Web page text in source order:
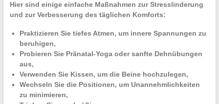
Hier sind einige einfache Maßnahmen zur Stresslinderung
und zur Verbesserung des täglichen Komforts:
Praktizieren Sie tiefes Atmen, um innere Spannungen zu
beruhigen,
Probieren Sie Pränatal-Yogaoder sanfte Dehnübungen
aus,
Verwenden Sie Kissen, um die Beine hochzulegen,
Wechseln Sie die Positionen, um Unannehmlichkeiten
zu minimieren,